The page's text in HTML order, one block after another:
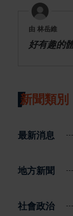
由 林岳維
好有趣的
新聞類別
最新消息
地方新聞
社會政治